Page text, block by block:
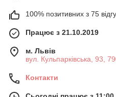
100% позитивних з 75
Працює з 21.10.2019
м. Львів
вул. Кульпарківська, 93,
Контакти